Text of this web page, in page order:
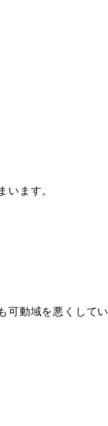
ます。
動域を悪くしてい